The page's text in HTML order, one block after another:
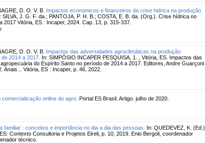
D. O. V. B. Impactos economicos e financeiros da crise hidrica na produção
SILVA, J. G. F. da.; PANTOJA, P. H. B.; COSTA, E. B. da. (Org.). Crise hídrica no
Vitória, ES : Incaper, 2024. Cap. 13, p. 315-337.
D. O. V. B. Impactos das adversidades agroclimáticas na produção
2014 a 2017. In: SIMPÓSIO INCAPER PESQUISA, 1. , Vitória, ES. Impactos das
do Espírito Santo no período de 2014 a 2017. Editores, Andre Guarçoni
Anais... Vitória, ES : Incaper, p. 46, 2022.
online do agro. Portal ES Brasil. Artigo. julho de 2020.
familiar : conceitos e importância no dia a dia das pessoas.
In: QUEDEVEZ, K. (Ed.).
Contexto Consultoria e Projetos Eireli, p. 10, 2019. Enio Bergoli, coordenador
técnico.